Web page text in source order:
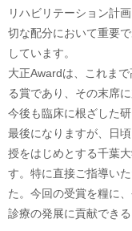
リハビリテーション計
切な配分において重要
しています。
大正Awardは、これま
る賞であり、その末席
今後も臨床に根ざした
最後になりますが、日
授をはじめとする千葉
す。特に直接ご指導い
た。今回の受賞を糧に
診療の発展に貢献でき